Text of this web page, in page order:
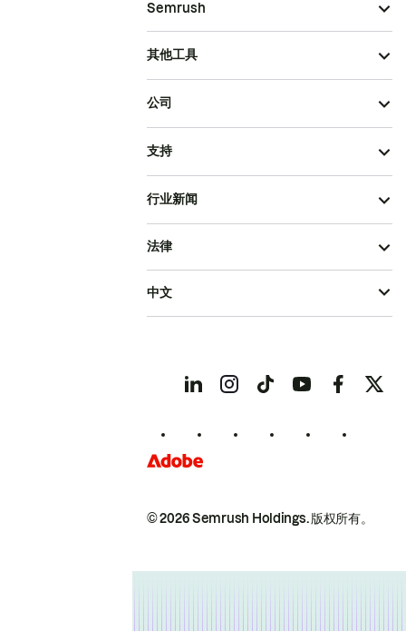
Semrush
其他工具
公司
支持
行业新闻
© 2026 Semrush Holdings.版权所有。
法律
中文